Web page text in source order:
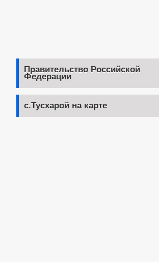
Правительство Российской
Федерации
с.Тусхарой на карте